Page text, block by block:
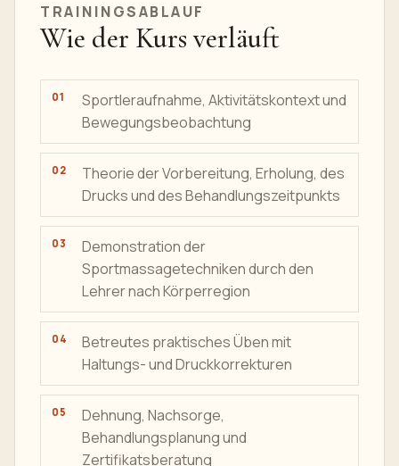
TRAININGSABLAUF
Wie der Kurs verläuft
Sportleraufnahme, Aktivitätskontext und
Bewegungsbeobachtung
Theorie der Vorbereitung, Erholung, des
Drucks und des Behandlungszeitpunkts
Demonstration der
Sportmassagetechniken durch den
Lehrer nach Körperregion
Betreutes praktisches Üben mit
Haltungs- und Druckkorrekturen
Dehnung, Nachsorge,
Behandlungsplanung und
Zertifikatsberatung